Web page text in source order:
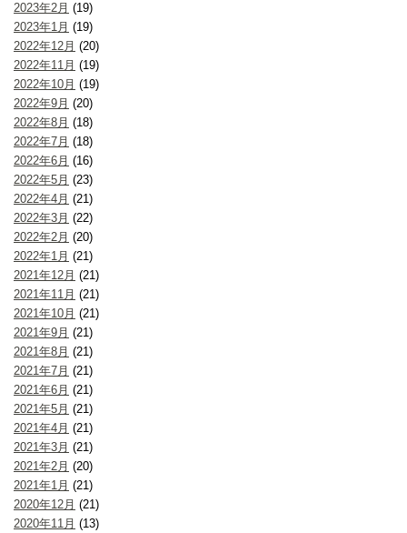
2023年2月 (19)
2023年1月 (19)
2022年12月 (20)
2022年11月 (19)
2022年10月 (19)
2022年9月 (20)
2022年8月 (18)
2022年7月 (18)
2022年6月 (16)
2022年5月 (23)
2022年4月 (21)
2022年3月 (22)
2022年2月 (20)
2022年1月 (21)
2021年12月 (21)
2021年11月 (21)
2021年10月 (21)
2021年9月 (21)
2021年8月 (21)
2021年7月 (21)
2021年6月 (21)
2021年5月 (21)
2021年4月 (21)
2021年3月 (21)
2021年2月 (20)
2021年1月 (21)
2020年12月 (21)
2020年11月 (13)